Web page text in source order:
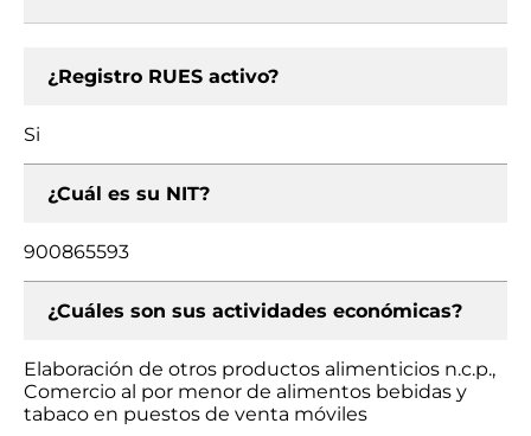
¿Registro RUES activo?
Si
¿Cuál es su NIT?
900865593
¿Cuáles son sus actividades económicas?
Elaboración de otros productos alimenticios n.c.p.,
Comercio al por menor de alimentos bebidas y
tabaco en puestos de venta móviles